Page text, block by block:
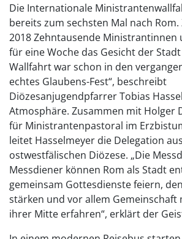
Die Internationale
bereits zum sechsten Mal nach
2018 Zehntausende
für eine Woche das Gesicht der
Wallfahrt war schon in den
echtes Glaubens-Fest“, beschreibt
Diözesanjugendpfarrer Tobias
Atmosphäre. Zusammen mit Holger
für Ministrantenpastoral im
leitet Hasselmeyer die Delegation
ostwestfälischen Diözese. „Die
Messdiener können Rom als Stadt
gemeinsam Gottesdienste feiern,
stärken und vor allem Gemeinschaft
ihrer Mitte erfahren“, erklärt der